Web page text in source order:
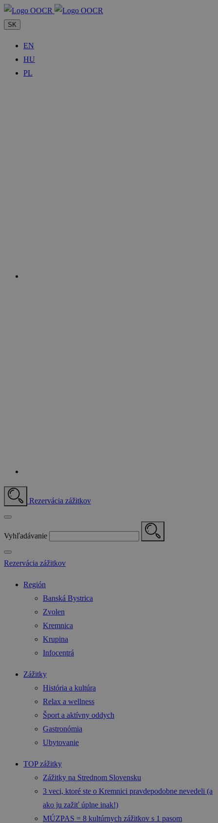
SK
EN
HU
PL
Rezervácia zážitkov
Vyhľadávanie
Rezervácia zážitkov
Región
Banská Bystrica
Zvolen
Kremnica
Krupina
Infocentrá
Zážitky
História a kultúra
Relax a wellness
Šport a aktívny oddych
Gastronómia
Ubytovanie
TOP zážitky
Zážitky na Strednom Slovensku
3 veci, ktoré ste o Kremnici pravdepodobne nevedeli (a
ako ju zažiť úplne inak!)
MÚZPAS = 8 kultúrnych zážitkov s 1 pasom